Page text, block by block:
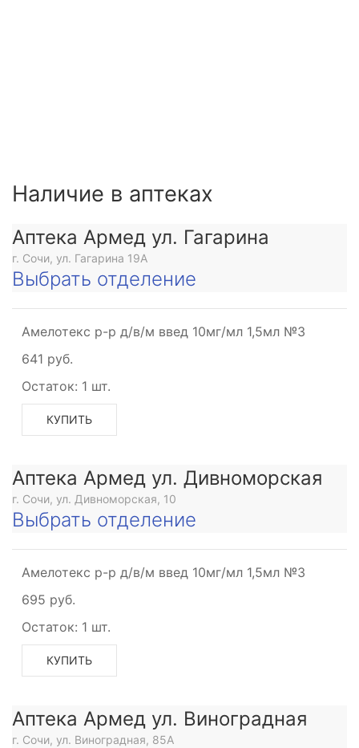
Наличие в аптеках
Аптека Армед ул. Гагарина
г. Сочи, ул. Гагарина 19А
Выбрать отделение
Амелотекс р-р д/в/м введ 10мг/мл 1,5мл №3
641 руб.
Остаток: 1 шт.
КУПИТЬ
Аптека Армед ул. Дивноморская
г. Сочи, ул. Дивноморская, 10
Выбрать отделение
Амелотекс р-р д/в/м введ 10мг/мл 1,5мл №3
695 руб.
Остаток: 1 шт.
КУПИТЬ
Аптека Армед ул. Виноградная
г. Сочи, ул. Виноградная, 85А